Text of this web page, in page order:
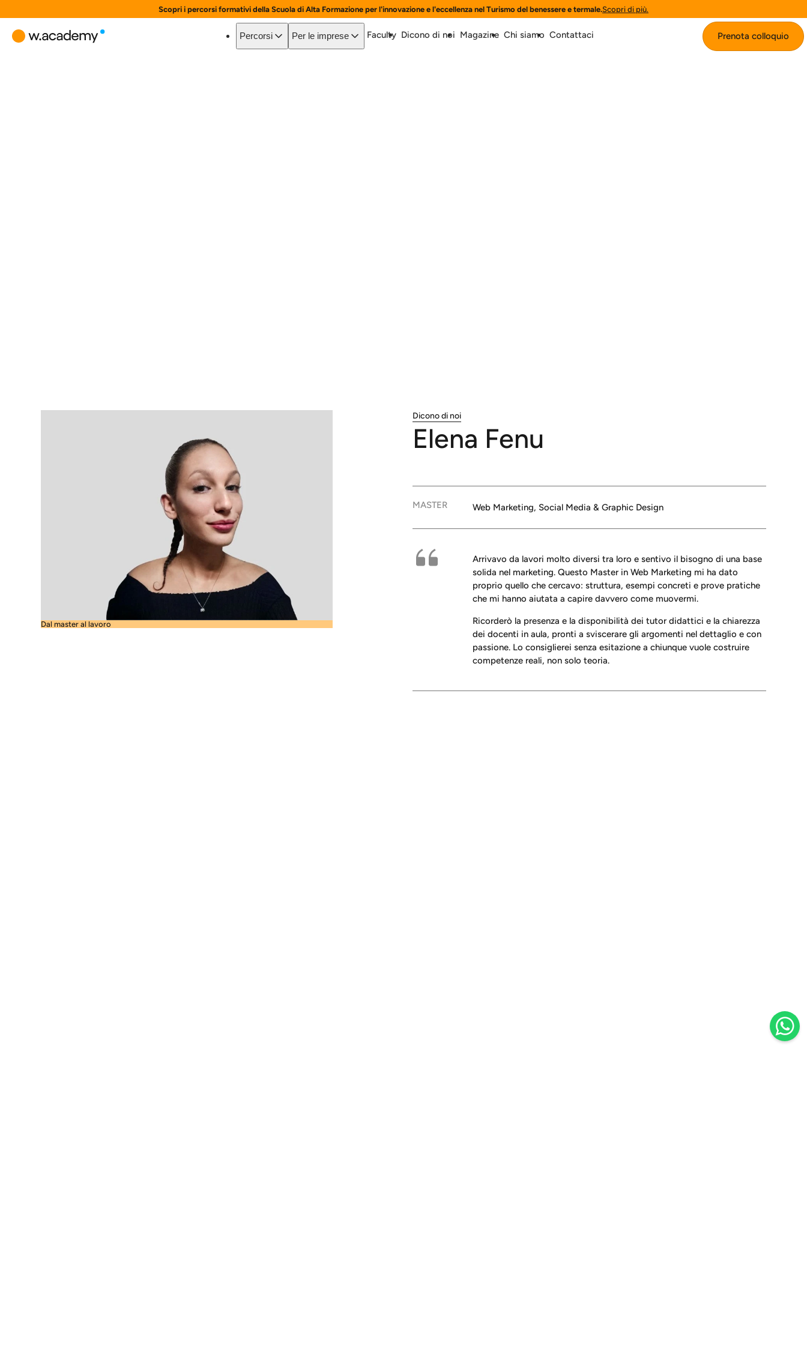
Scopri i percorsi formativi della Scuola di Alta Formazione per l'innovazione e l'eccellenza nel Turismo del benessere e termale.Scopri di più.
Percorsi Per le imprese Faculty Dicono di noi Magazine Chi siamo Contattaci
Prenota colloquio
Dal master al lavoro
Dicono di noi
Elena Fenu
MASTER Web Marketing, Social Media & Graphic Design
Arrivavo da lavori molto diversi tra loro e sentivo il bisogno di una base
solida nel marketing. Questo Master in Web Marketing mi ha dato
proprio quello che cercavo: struttura, esempi concreti e prove pratiche
che mi hanno aiutata a capire davvero come muovermi.
Ricorderò la presenza e la disponibilità dei tutor didattici e la chiarezza
dei docenti in aula, pronti a sviscerare gli argomenti nel dettaglio e con
passione. Lo consiglierei senza esitazione a chiunque vuole costruire
competenze reali, non solo teoria.